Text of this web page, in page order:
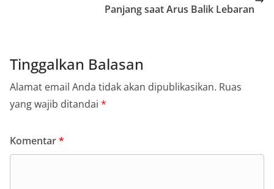
Panjang saat Arus Balik Lebaran
Tinggalkan Balasan
Alamat email Anda tidak akan dipublikasikan. Ruas
yang wajib ditandai *
Komentar*